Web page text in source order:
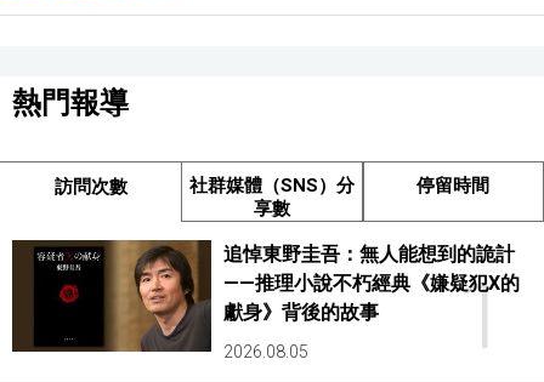
熱門報導
訪問次數
社群媒體（SNS）分
享數
停留時間
1
追悼東野圭吾：無人能想到的詭計
——推理小說不朽經典《嫌疑犯X的
獻身》背後的故事
2026.08.05